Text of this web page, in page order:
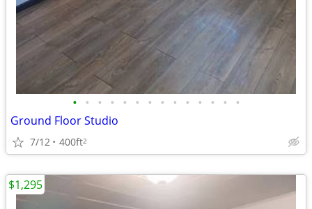
• • • • • • • • • • • • • •
Ground Floor Studio
7/12 400ft2
$1,295